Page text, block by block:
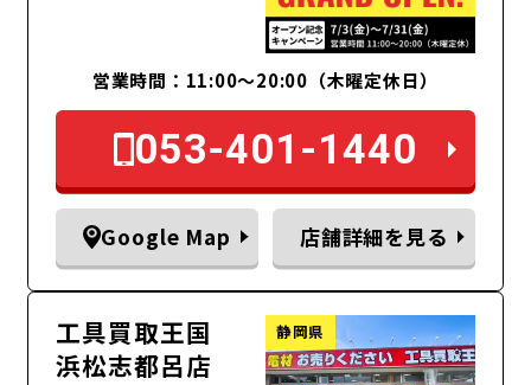
営業時間：11:00〜20:00（木曜定休日）
053-401-1440
Google Map 店舗詳細を見る
工具買取王国
浜松志都呂店
静岡県